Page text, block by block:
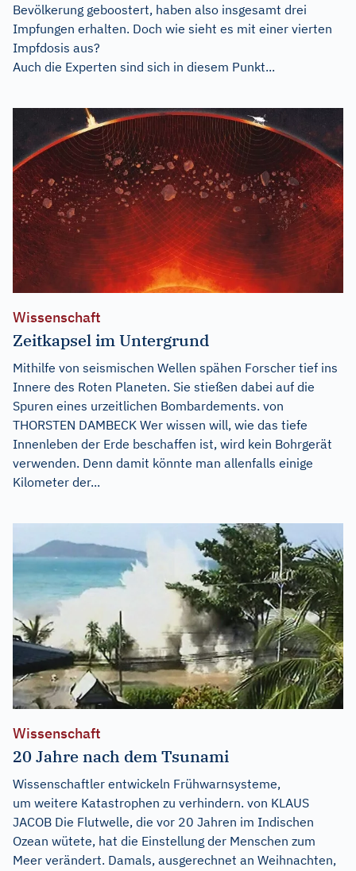
Bevölkerung geboostert, haben also insgesamt drei
Impfungen erhalten. Doch wie sieht es mit einer vierten
Impfdosis aus?
Auch die Experten sind sich in diesem Punkt...
Wissenschaft
Zeitkapsel im Untergrund
Mithilfe von seismischen Wellen spähen Forscher tief ins
Innere des Roten Planeten. Sie stießen dabei auf die
Spuren eines urzeitlichen Bombardements. von
THORSTEN DAMBECK Wer wissen will, wie das tiefe
Innenleben der Erde beschaffen ist, wird kein Bohrgerät
verwenden. Denn damit könnte man allenfalls einige
Kilometer der...
Wissenschaft
20 Jahre nach dem Tsunami
Wissenschaftler entwickeln Frühwarnsysteme,
um weitere Katastrophen zu verhindern. von KLAUS
JACOB Die Flutwelle, die vor 20 Jahren im Indischen
Ozean wütete, hat die Einstellung der Menschen zum
Meer verändert. Damals, ausgerechnet an Weihnachten,